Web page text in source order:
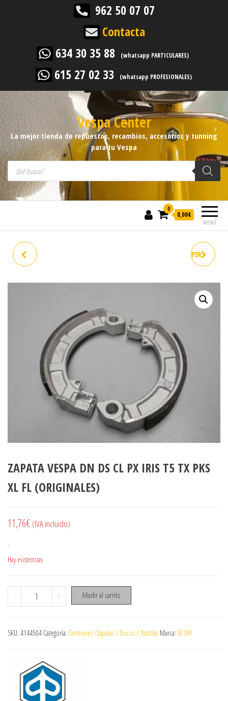
962 50 07 07
Contacta
634 30 35 88
(whatsapp PARTICULARES)
615 27 02 33 (whatsapp PROFESIONALES)
Vespa Center
La mejor tienda de repuestos, recambios, accesorios y tunning
para tu Vespa
Búsqueda de productos
MENÚ
0
0,00€
ZAPATAS TRASERA ET3 SUPER
ZAPATA VESPA DN DS CL PX IRIS T5 TX PKS
XL FL (ORIGINALES)
11,76€ (IVA incluido)
.
Hay existencias
- ZAPATA VESPA DN DS CL PX IRIS T5 TX PKS XL FL (ORIGINALES)
+ Añadir al carrito
SKU: 4144504 Categoría: Tambores /Zapatas / Discos / Pastillas Marca: VESPA